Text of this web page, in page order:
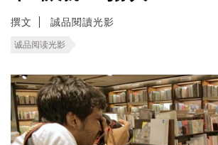
撰文 誠品閱讀光影
诚品阅读光影